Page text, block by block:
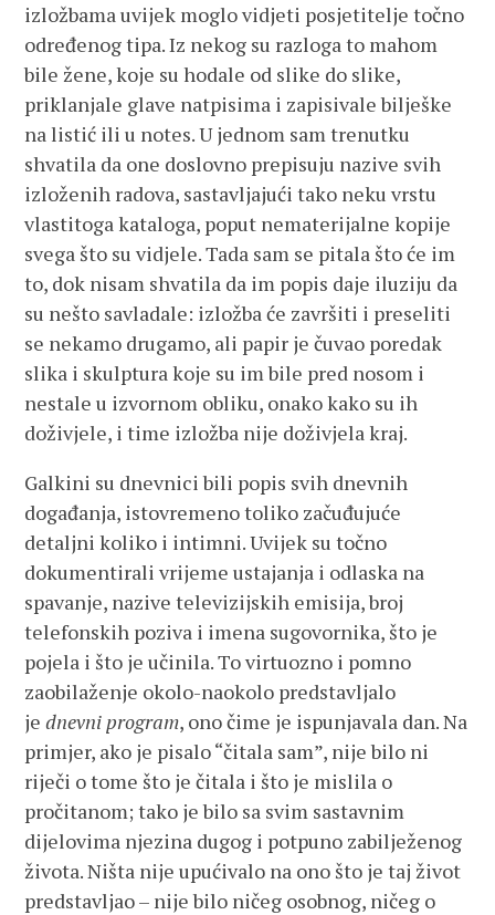
izložbama uvijek moglo vidjeti posjetitelje točno
određenog tipa. Iz nekog su razloga to mahom
bile žene, koje su hodale od slike do slike,
priklanjale glave natpisima i zapisivale bilješke
na listić ili u notes. U jednom sam trenutku
shvatila da one doslovno prepisuju nazive svih
izloženih radova, sastavljajući tako neku vrstu
vlastitoga kataloga, poput nematerijalne kopije
svega što su vidjele. Tada sam se pitala što će im
to, dok nisam shvatila da im popis daje iluziju da
su nešto savladale: izložba će završiti i preseliti
se nekamo drugamo, ali papir je čuvao poredak
slika i skulptura koje su im bile pred nosom i
nestale u izvornom obliku, onako kako su ih
doživjele, i time izložba nije doživjela kraj.
Galkini su dnevnici bili popis svih dnevnih
događanja, istovremeno toliko začuđujuće
detaljni koliko i intimni. Uvijek su točno
dokumentirali vrijeme ustajanja i odlaska na
spavanje, nazive televizijskih emisija, broj
telefonskih poziva i imena sugovornika, što je
pojela i što je učinila. To virtuozno i pomno
zaobilaženje okolo-naokolo predstavljalo
jednevni program, ono čime je ispunjavala dan. Na
primjer, ako je pisalo “čitala sam”, nije bilo ni
riječi o tome što je čitala i što je mislila o
pročitanom; tako je bilo sa svim sastavnim
dijelovima njezina dugog i potpuno zabilježenog
života. Ništa nije upućivalo na ono što je taj život
predstavljao – nije bilo ničeg osobnog, ničeg o